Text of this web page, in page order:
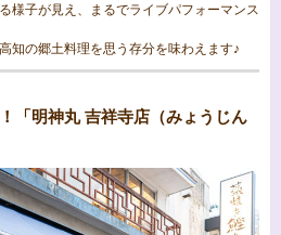
様子が見え、まるでライブパフォーマンス
知の郷土料理を思う存分を味わえます♪
「明神丸 吉祥寺店（みょうじん